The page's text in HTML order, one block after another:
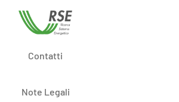
Contatti
Note Legali